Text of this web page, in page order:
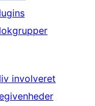
involveret